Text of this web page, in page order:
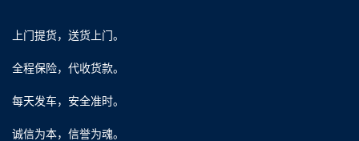
上门提货，送货上门。
全程保险，代收货款。
每天发车，安全准时。
诚信为本，信誉为魂。